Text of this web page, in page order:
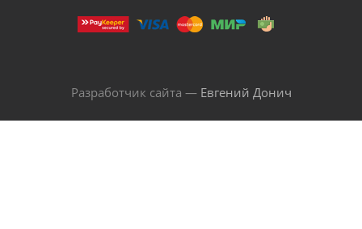
Разработчик сайта — Евгений Донич